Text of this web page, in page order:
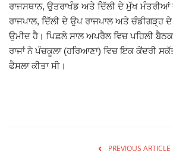
Lambi
Sri Muktsar Sahib News
ਰਾਜਸਥਾਨ, ਉਤਰਾਖੰਡ ਅਤੇ ਦਿੱਲੀ ਦੇ ਮੁੱਖ ਮੰਤਰੀਆਂ
ਰਾਜਪਾਲ, ਦਿੱਲੀ ਦੇ ਉਪ ਰਾਜਪਾਲ ਅਤੇ ਚੰਡੀਗੜ੍ਹ
ਉਮੀਦ ਹੈ। ਪਿਛਲੇ ਸਾਲ ਅਪਰੈਲ ਵਿਚ ਪਹਿਲੀ
ਰਾਜਾਂ ਨੇ ਪੰਚਕੂਲਾ (ਹਰਿਆਣਾ) ਵਿਚ ਇਕ ਕੇਂਦਰੀ
ਫੈਸਲਾ ਕੀਤਾ ਸੀ।
PREVIOUS ARTICLE